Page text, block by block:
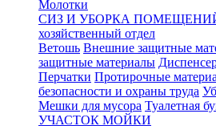
Молотки
СИЗ И УБОРКА ПОМЕЩЕНИЙ/
хозяйственный отдел
Ветошь Внешние защитные
защитные материалы
Перчатки Протирочные
безопасности и охраны труда
Мешки для мусора Туалетная
УЧАСТОК МОЙКИ